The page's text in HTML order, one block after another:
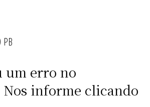
PB
um erro no
Nos informe clicando